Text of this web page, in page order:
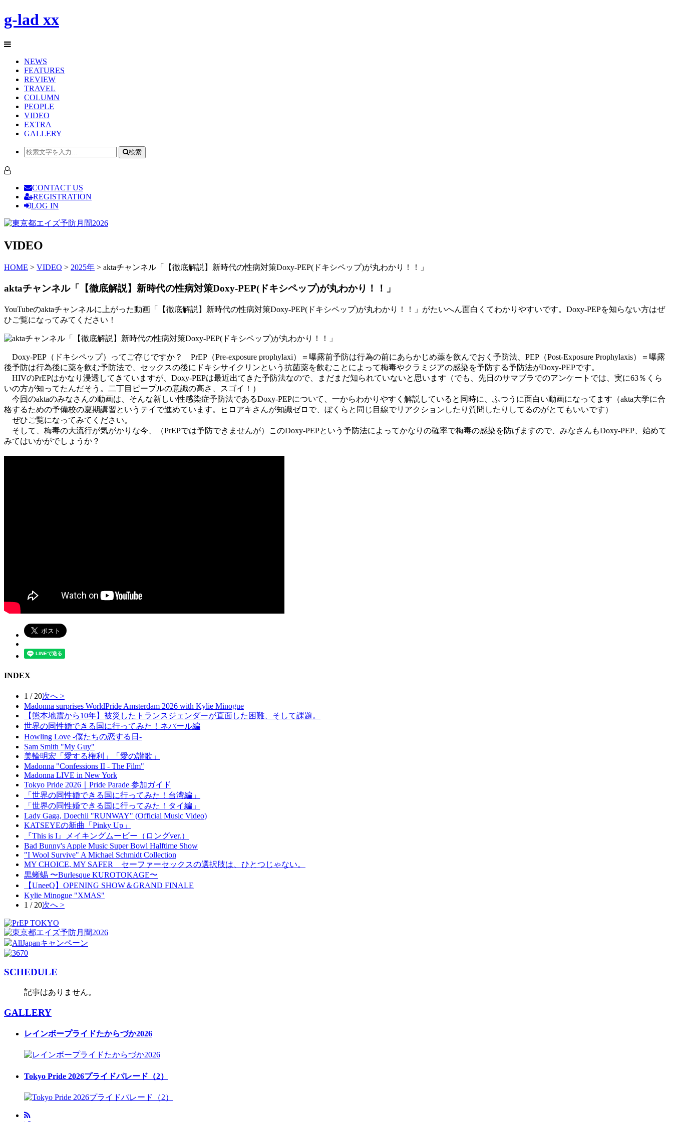
g-lad xx
NEWS
FEATURES
REVIEW
TRAVEL
COLUMN
PEOPLE
VIDEO
EXTRA
GALLERY
検索
CONTACT US
REGISTRATION
LOG IN
VIDEO
HOME > VIDEO > 2025年 > aktaチャンネル「【徹底解説】新時代の性病対策Doxy-PEP(ドキシペップ)が丸わかり！！」
aktaチャンネル「【徹底解説】新時代の性病対策Doxy-PEP(ドキシペップ)が丸わかり！！」
YouTubeのaktaチャンネルに上がった動画「【徹底解説】新時代の性病対策Doxy-PEP(ドキシペップ)が丸わかり！！」がたいへん面白くてわかりやすいです。Doxy-PEPを知らない方はぜ
ひご覧になってみてください！
Doxy-PEP（ドキシペップ）ってご存じですか？ PrEP（Pre-exposure prophylaxi）＝曝露前予防は行為の前にあらかじめ薬を飲んでおく予防法、PEP（Post-Exposure Prophylaxis）＝曝露
後予防は行為後に薬を飲む予防法で、セックスの後にドキシサイクリンという抗菌薬を飲むことによって梅毒やクラミジアの感染を予防する予防法がDoxy-PEPです。
HIVのPrEPはかなり浸透してきていますが、Doxy-PEPは最近出てきた予防法なので、まだまだ知られていないと思います（でも、先日のサマブラでのアンケートでは、実に63％くら
いの方が知ってたんだそう。二丁目ピープルの意識の高さ、スゴイ！）
今回のaktaのみなさんの動画は、そんな新しい性感染症予防法であるDoxy-PEPについて、一からわかりやすく解説していると同時に、ふつうに面白い動画になってます（akta大学に合
格するための予備校の夏期講習というテイで進めています。ヒロアキさんが知識ゼロで、ぼくらと同じ目線でリアクションしたり質問したりしてるのがとてもいいです）
ぜひご覧になってみてください。
そして、梅毒の大流行が気がかりな今、（PrEPでは予防できませんが）このDoxy-PEPという予防法によってかなりの確率で梅毒の感染を防げますので、みなさんもDoxy-PEP、始めて
みてはいかがでしょうか？
INDEX
1 / 20次へ >
Madonna surprises WorldPride Amsterdam 2026 with Kylie Minogue
【熊本地震から10年】被災したトランスジェンダーが直面した困難、そして課題。
世界の同性婚できる国に行ってみた！ネパール編
Howling Love -僕たちの恋する日-
Sam Smith "My Guy"
美輪明宏「愛する権利」「愛の讃歌」
Madonna "Confessions II - The Film"
Madonna LIVE in New York
Tokyo Pride 2026｜Pride Parade 参加ガイド
「世界の同性婚できる国に行ってみた！台湾編」
「世界の同性婚できる国に行ってみた！タイ編」
Lady Gaga, Doechii "RUNWAY" (Official Music Video)
KATSEYEの新曲「Pinky Up」
『This is I』メイキングムービー（ロングver.）
Bad Bunny's Apple Music Super Bowl Halftime Show
"I Wool Survive" A Michael Schmidt Collection
MY CHOICE, MY SAFER セーファーセックスの選択肢は、ひとつじゃない。
黒蜥蜴 〜Burlesque KUROTOKAGE〜
【UneeQ】OPENING SHOW＆GRAND FINALE
Kylie Minogue "XMAS"
1 / 20次へ >
SCHEDULE
記事はありません。
GALLERY
レインボープライドたからづか2026
Tokyo Pride 2026プライドパレード（2）